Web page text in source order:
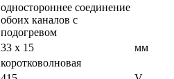
одностороннее соединение
обоих каналов с
подогревом
33 х 15
мм
коротковолновая